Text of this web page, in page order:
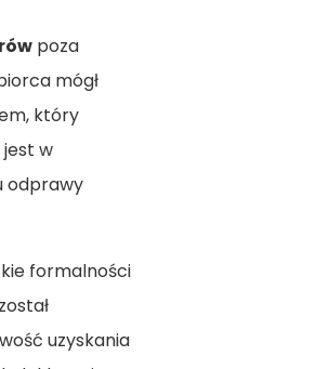
poza
mógł
który
w
odprawy
formalności
uzyskania